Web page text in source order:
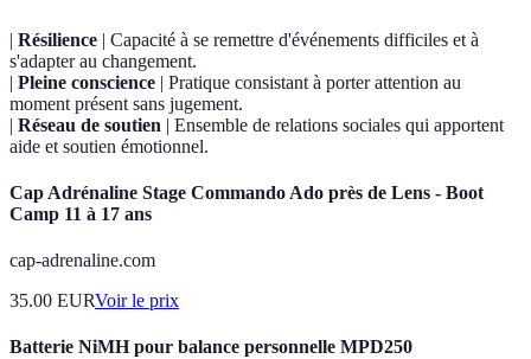
| Résilience | Capacité à se remettre d'événements difficiles et à
s'adapter au changement.
| Pleine conscience | Pratique consistant à porter attention au
moment présent sans jugement.
| Réseau de soutien | Ensemble de relations sociales qui apportent
aide et soutien émotionnel.
Cap Adrénaline Stage Commando Ado près de Lens - Boot
Camp 11 à 17 ans
cap-adrenaline.com
35.00 EURVoir le prix
Batterie NiMH pour balance personnelle MPD250